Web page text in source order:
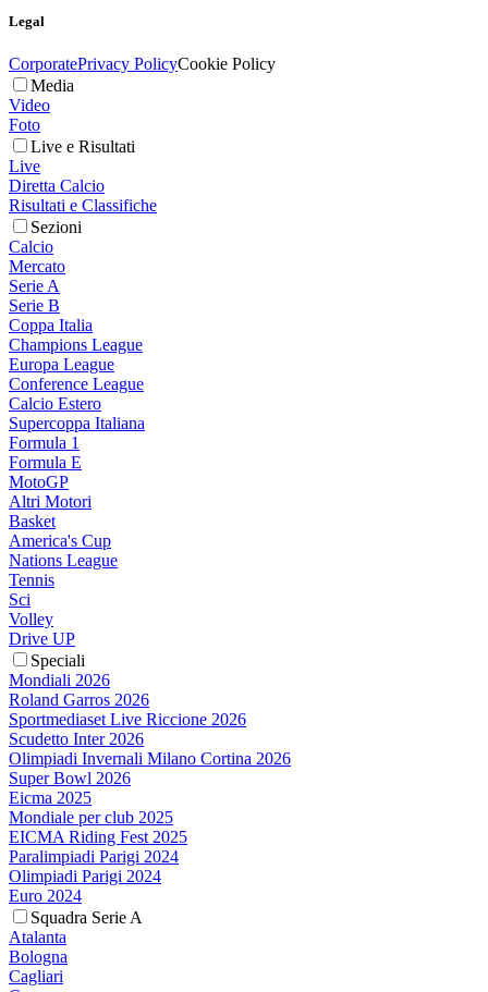
Legal
CorporatePrivacy PolicyCookie Policy
Media
Video
Foto
Live e Risultati
Live
Diretta Calcio
Risultati e Classifiche
Sezioni
Calcio
Mercato
Serie A
Serie B
Coppa Italia
Champions League
Europa League
Conference League
Calcio Estero
Supercoppa Italiana
Formula 1
Formula E
MotoGP
Altri Motori
Basket
America's Cup
Nations League
Tennis
Sci
Volley
Drive UP
Speciali
Mondiali 2026
Roland Garros 2026
Sportmediaset Live Riccione 2026
Scudetto Inter 2026
Olimpiadi Invernali Milano Cortina 2026
Super Bowl 2026
Eicma 2025
Mondiale per club 2025
EICMA Riding Fest 2025
Paralimpiadi Parigi 2024
Olimpiadi Parigi 2024
Euro 2024
Squadra Serie A
Atalanta
Bologna
Cagliari